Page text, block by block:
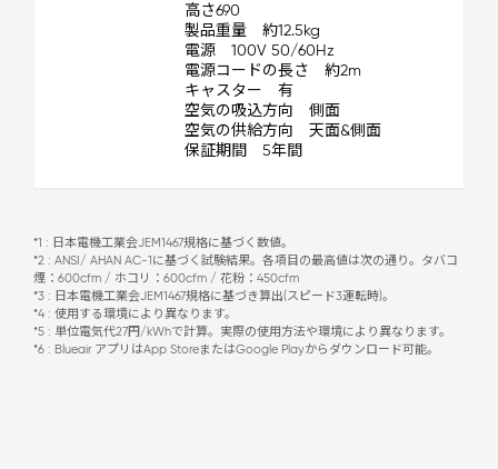
高さ690
製品重量 約12.5kg
電源 100V 50/60Hz
電源コードの長さ 約2m
キャスター 有
空気の吸込方向 側面
空気の供給方向 天面&側面
保証期間 5年間
*1 : 日本電機工業会JEM1467規格に基づく数値。
*2 : ANSI/ AHAN AC-1に基づく試験結果。各項目の最高値は次の通り。タバコ
煙：600cfm / ホコリ：600cfm / 花粉：450cfm
*3 : 日本電機工業会JEM1467規格に基づき算出(スピード3運転時)。
*4 : 使用する環境により異なります。
*5 : 単位電気代27円/kWhで計算。実際の使用方法や環境により異なります。
*6 : Blueair アプリはApp StoreまたはGoogle Playからダウンロード可能。